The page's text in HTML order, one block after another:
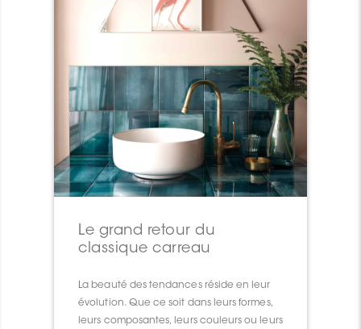
Le grand retour du
classique carreau
La beauté des tendances réside en leur
évolution. Que ce soit dans leurs formes,
leurs composantes, leurs couleurs ou leurs